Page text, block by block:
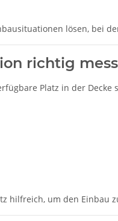
lösen, bei
richtig
Platz in der Decke
hilfreich, um den Einbau